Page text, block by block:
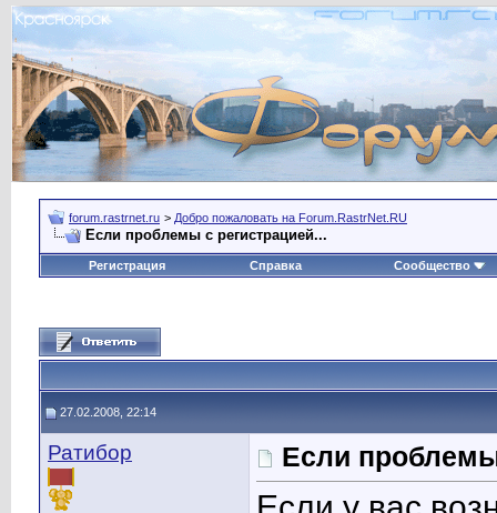
forum.rastrnet.ru > Добро пожаловать на Forum.RastrNet.RU
Если проблемы с регистрацией...
Регистрация Справка Сообщество
27.02.2008, 22:14
Ратибор Если